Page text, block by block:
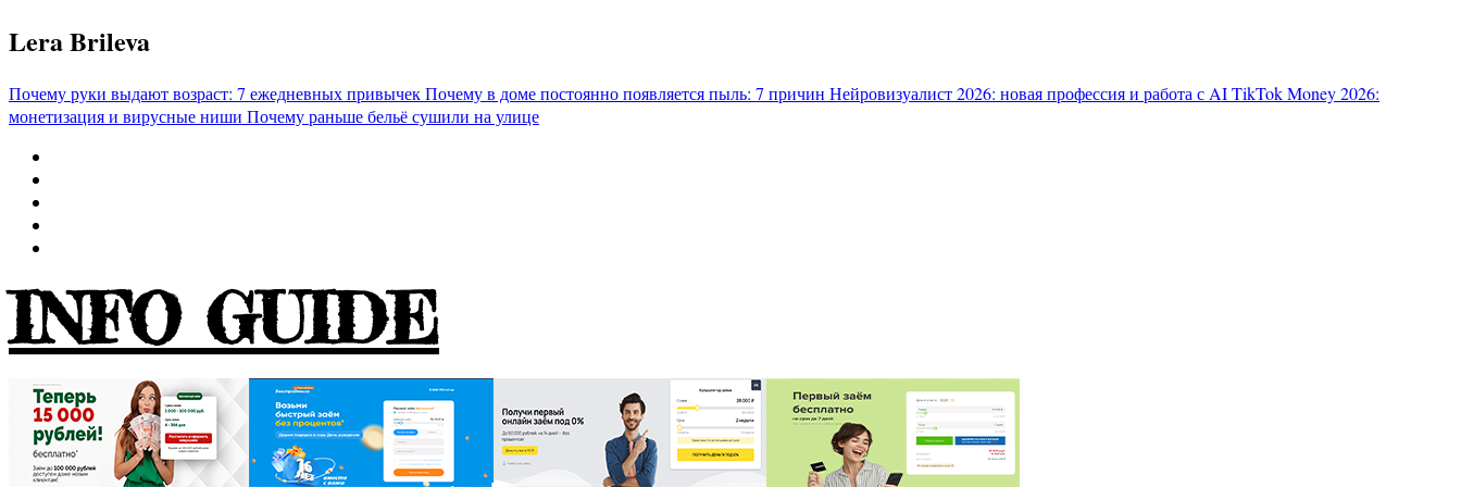
Перейти
к
Lera Brileva
Почему руки выдают возраст: 7 ежедневных привычекПочему в доме постоянно появляется пыль: 7 причин Нейровизуалист 2026: новая профессия и работа с AITikTok Money 2026:
монетизация и вирусные ниши Почему раньше бельё сушили на улице
INFO GUIDE